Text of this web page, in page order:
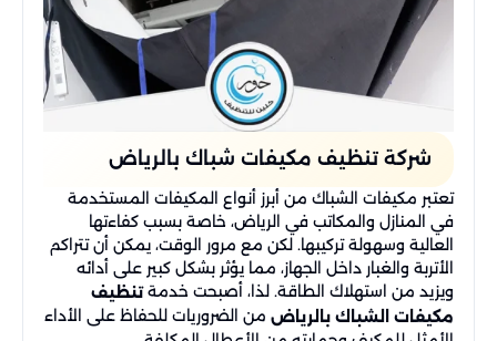
شركة تنظيف مكيفات شباك بالرياض
تعتبر مكيفات الشباك من أبرز أنواع المكيفات المستخدمة
في المنازل والمكاتب في الرياض، خاصة بسبب كفاءتها
العالية وسهولة تركيبها. لكن مع مرور الوقت، يمكن أن تتراكم
الأتربة والغبار داخل الجهاز، مما يؤثر بشكل كبير على أدائه
ويزيد من استهلاك الطاقة. لذا، أصبحت خدمةتنظيف
مكيفات الشباك بالرياض من الضروريات للحفاظ على الأداء